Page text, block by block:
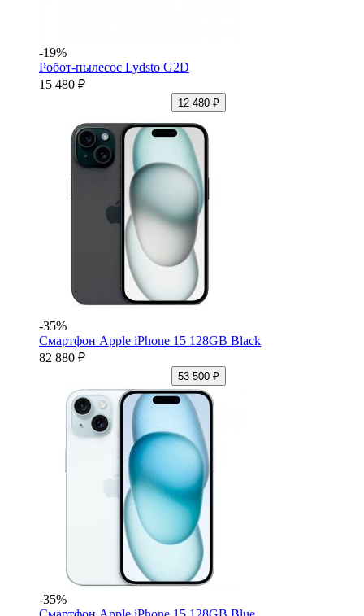
-19%
Робот-пылесос Lydsto G2D
15 480 ₽
12 480 ₽
-35%
Смартфон Apple iPhone 15 128GB Black
82 880 ₽
53 500 ₽
-35%